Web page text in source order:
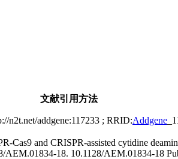
文献引用方法
n2t.net/addgene:117233 ; RRID:Addgene
Cas9 and CRISPR-assisted cytidine
18. 10.1128/AEM.01834-18